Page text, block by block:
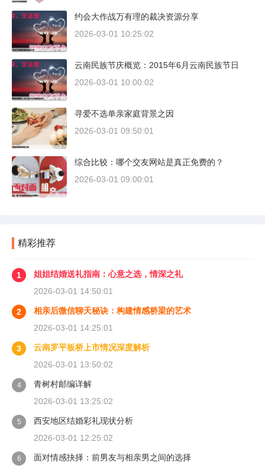
约会大作战万有理的裁决资源分享
2026-03-01 10:25:02
云南民族节庆概览：2015年6月云南民族节日
2026-03-01 10:00:02
寻爱不选单亲家庭背景之因
2026-03-01 09:50:01
综合比较：哪个交友网站是真正免费的？
2026-03-01 09:00:01
精彩推荐
1
姐姐结婚送礼指南：心意之选，情深之礼
2026-03-01 14:50:01
2
相亲后微信聊天秘诀：构建情感桥梁的艺术
2026-03-01 14:25:01
3
云南罗平板桥上市情况深度解析
2026-03-01 13:50:02
4
青树村邮编详解
2026-03-01 13:25:02
5
西安地区结婚彩礼现状分析
2026-03-01 12:25:02
6 面对情感抉择：前男友与相亲男之间的选择